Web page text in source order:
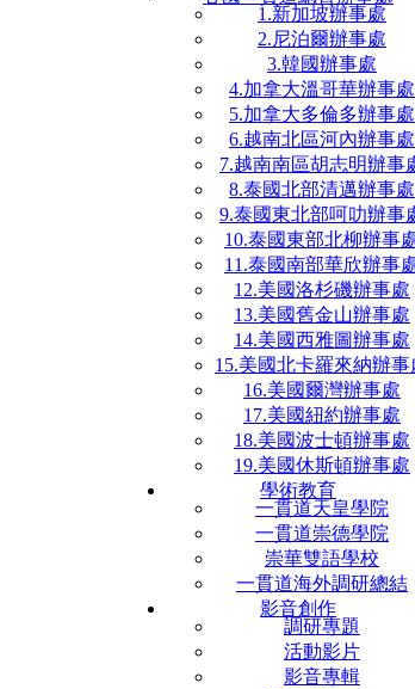
1.新加坡辦事處
2.尼泊爾辦事處
3.韓國辦事處
4.加拿大溫哥華辦事處
5.加拿大多倫多辦事處
6.越南北區河內辦事處
7.越南南區胡志明辦事
8.泰國北部清邁辦事處
9.泰國東北部呵叻辦事
10.泰國東部北柳辦事
11.泰國南部華欣辦事
12.美國洛杉磯辦事處
13.美國舊金山辦事處
14.美國西雅圖辦事處
15.美國北卡羅來納辦事
16.美國爾灣辦事處
17.美國紐約辦事處
18.美國波士頓辦事處
19.美國休斯頓辦事處
學術教育
一貫道天皇學院
一貫道崇德學院
崇華雙語學校
一貫道海外調研總結
影音創作
調研專題
活動影片
影音專輯